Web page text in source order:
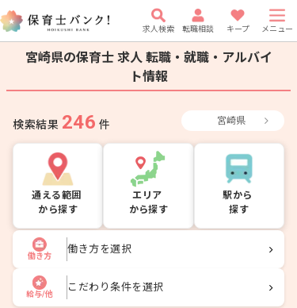
求人検索 転職相談 キープ メニュー
宮崎県の保育士 求人 転職・就職・アルバイ
ト情報
検索結果 246 件 宮崎県
通える範囲
から探す
エリア
から探す
駅から
探す
働き方
働き方を選択
給与/他
こだわり条件を選択